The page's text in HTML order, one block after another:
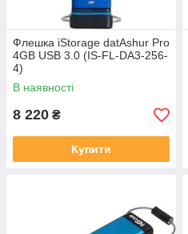
Флешка iStorage datAshur Pro
4GB USB 3.0 (IS-FL-DA3-256-
4)
В наявності
8 220 ₴
Купити